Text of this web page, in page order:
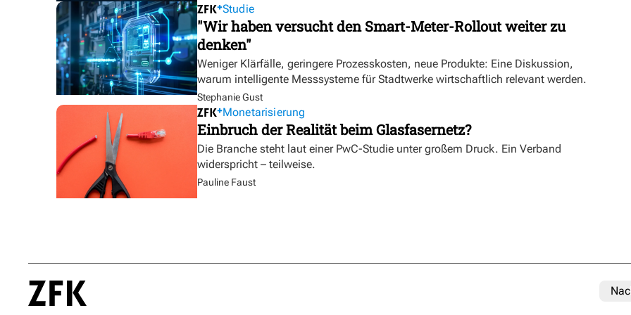
Studie
"Wir haben versucht den Smart-Meter-Rollout weiter zu
denken"
Weniger Klärfälle, geringere Prozesskosten, neue Produkte: Eine Diskussion,
warum intelligente Messsysteme für Stadtwerke wirtschaftlich relevant werden.
Stephanie Gust
Monetarisierung
Einbruch der Realität beim Glasfasernetz?
Die Branche steht laut einer PwC-Studie unter großem Druck. Ein Verband
widerspricht – teilweise.
Pauline Faust